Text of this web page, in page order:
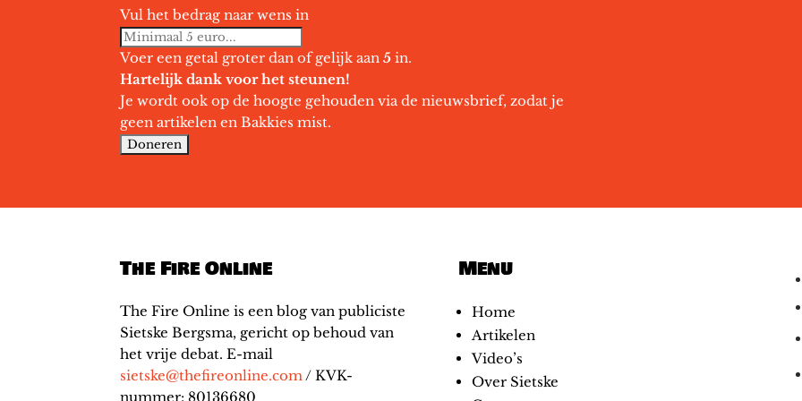
Vul het bedrag naar wens in
Voer een getal groter dan of gelijk aan 5 in.
Hartelijk dank voor het steunen!
Je wordt ook op de hoogte gehouden via de nieuwsbrief, zodat je
geen artikelen en Bakkies mist.
The Fire Online
The Fire Online is een blog van publiciste
Sietske Bergsma, gericht op behoud van
het vrije debat. E-mail
sietske@thefireonline.com/ KVK-
nummer: 80136680
Menu
Home
Artikelen
Video’s
Over Sietske